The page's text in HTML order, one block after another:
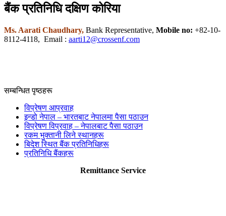
बैंक प्रतिनिधि दक्षिण कोरिया
Ms. Aarati Chaudhary, Bank Representative, Mobile no: +82-10-
8112-4118, Email : aarti12@crossenf.com
सम्बन्धित पृष्ठहरू
विप्रेषण आप्रवाह
इन्डो नेपाल – भारतबाट नेपालमा पैसा पठाउन
विप्रेषण विप्रवाह – नेपालबाट पैसा पठाउन
रकम भुक्तानी लिने स्थानहरू
बिदेश स्थित बैंक प्रतिनिधिहरू
प्रतिनिधि बैंकहरू
Remittance Service